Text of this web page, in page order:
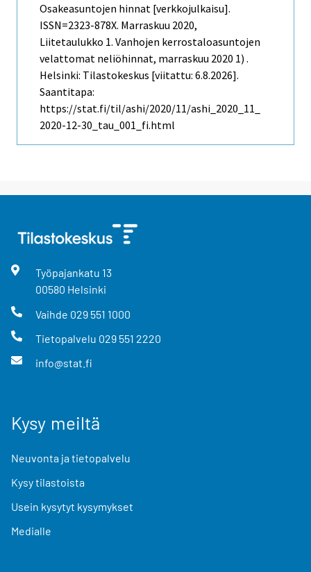
Osakeasuntojen hinnat [verkkojulkaisu].
ISSN=2323-878X. Marraskuu 2020,
Liitetaulukko 1. Vanhojen kerrostaloasuntojen
velattomat neliöhinnat, marraskuu 2020 1) .
Helsinki: Tilastokeskus [viitattu: 6.8.2026].
Saantitapa:
https://stat.fi/til/ashi/2020/11/ashi_2020_11_
2020-12-30_tau_001_fi.html
Työpajankatu 13
00580 Helsinki
Vaihde 029 551 1000
Tietopalvelu 029 551 2220
info@stat.fi
Kysy meiltä
Neuvonta ja tietopalvelu
Kysy tilastoista
Usein kysytyt kysymykset
Medialle